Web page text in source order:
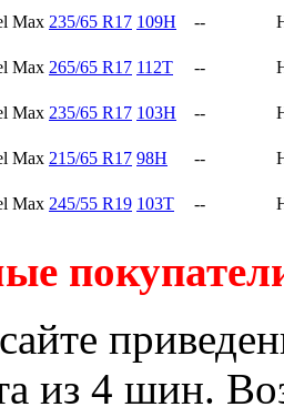
Max 235/65 R17 109H --
Max 265/65 R17 112T --
Max 235/65 R17 103H --
Max 215/65 R17 98H --
Max 245/55 R19 103T --
из 4 шин.